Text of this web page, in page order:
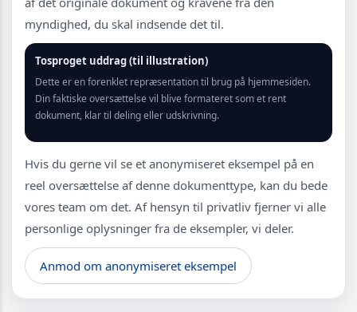
myndighed, du skal indsende det til.
Tosproget uddrag (til illustration)
Dette er en forenklet repræsentation til brug på hjemmesiden.
Din faktiske oversættelse vil blive formateret som et rent
dokument, klar til deling eller udskrivning.
Hvis du gerne vil se et anonymiseret eksempel på en
reel oversættelse af denne dokumenttype, kan du bede
vores team om det. Af hensyn til privatliv fjerner vi alle
personlige oplysninger fra de eksempler, vi deler.
Anmod om anonymiseret eksempel